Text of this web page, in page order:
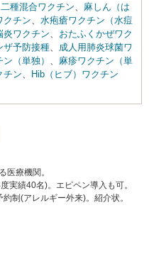
二種混合ワクチン
麻しん（は
クチン
水疱瘡ワクチン（水痘
炎ワクチン
おたふくかぜワク
ザ予防接種
成人用肺炎球菌ワ
（単独）
麻疹ワクチン（単
チン
Hib（ヒブ）ワクチン
医療機関。
実績40名)。エピペン導入も可。
制(アレルギー外来)。紹介状。